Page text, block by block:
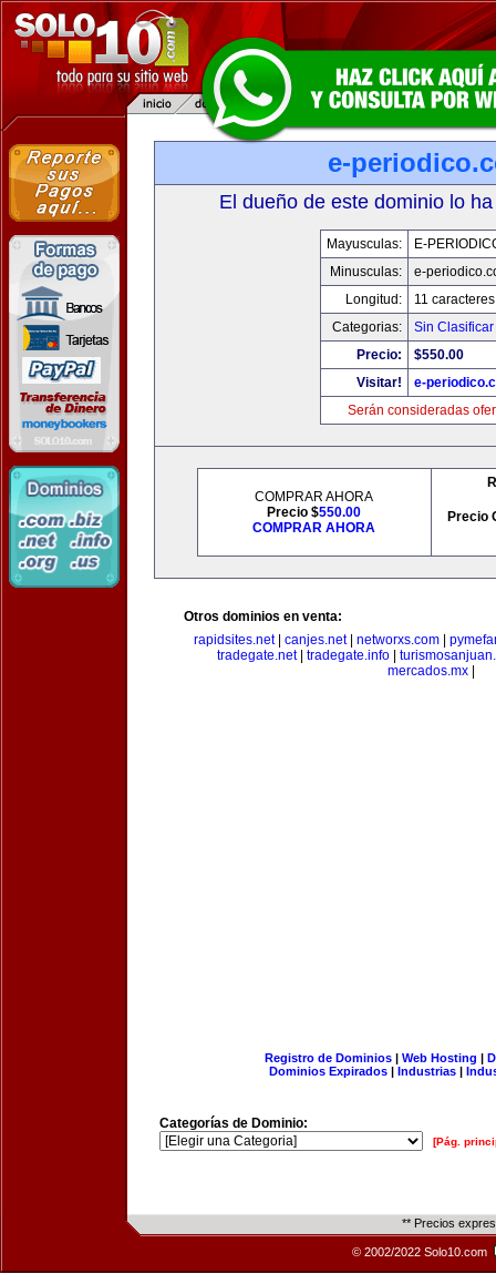
e-
El dueño de este dominio lo
Mayusculas:
E-
Minusculas:
e-
Longitud:
11 caracteres
Categorias:
Sin Clasificar
Precio:
$550.00
Visitar!
e-
Serán consideradas
COMPRAR AHORA
Precio $550.00
COMPRAR AHORA
Precio
Otros dominios en venta:
rapidsites.net| canjes.net| networxs.com|
tradegate.net| tradegate.info
mercados.mx|
Registro de Dominios| Web Hosting |
Dominios Expirados | Industrias |
Categorías de Dominio:
[Pág.
** Precios
© 2002/2022 Solo10.com